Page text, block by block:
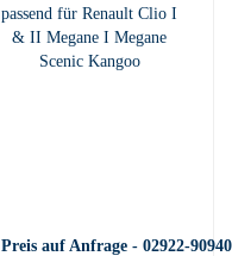
passend für Renault Clio I
& II Megane I Megane
Scenic Kangoo
Preis auf Anfrage - 02922-